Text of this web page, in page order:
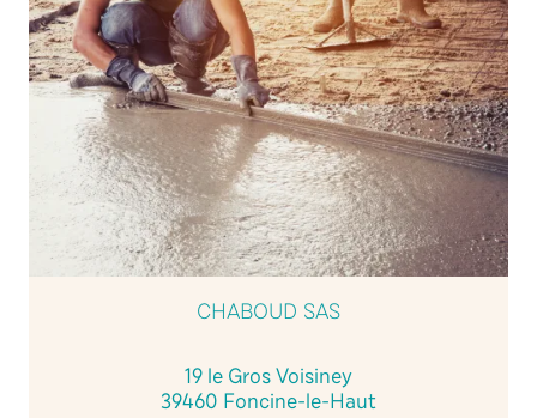
CHABOUD SAS
19 le Gros Voisiney
39460 Foncine-le-Haut